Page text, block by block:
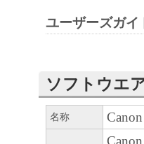
１．許諾
ソフトウェア
に、「キヤノ
続される複数
ます。）にお
ユーザーズガイ
ソフトウエ
名称